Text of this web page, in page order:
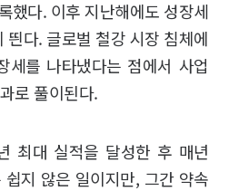
했다. 이후 지난해에도 성장세
띈다. 글로벌 철강 시장 침체에
세를 나타냈다는 점에서 사업
로 풀이된다.
최대 실적을 달성한 후 매년
지 않은 일이지만, 그간 약속